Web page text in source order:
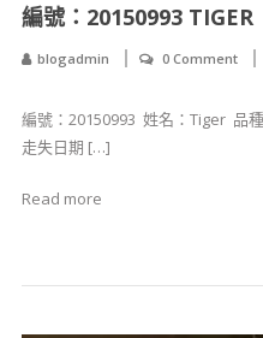
編號：20150993 TIGER
blogadmin 0 Comment
編號：20150993 ​ 姓名：Tiger ​ 品
走失日期 […]
Read more